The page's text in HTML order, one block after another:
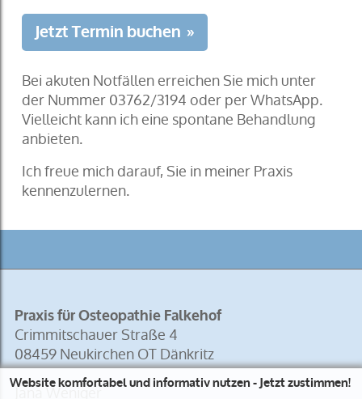
Jetzt Termin buchen
Bei akuten Notfällen erreichen Sie mich unter
der Nummer 03762/3194 oder per WhatsApp.
Vielleicht kann ich eine spontane Behandlung
anbieten.
Ich freue mich darauf, Sie in meiner Praxis
kennenzulernen.
Praxis für Osteopathie Falkehof
Crimmitschauer Straße 4
08459 Neukirchen OT Dänkritz
Jana Weniger
Website komfortabel und informativ nutzen - Jetzt zustimmen!